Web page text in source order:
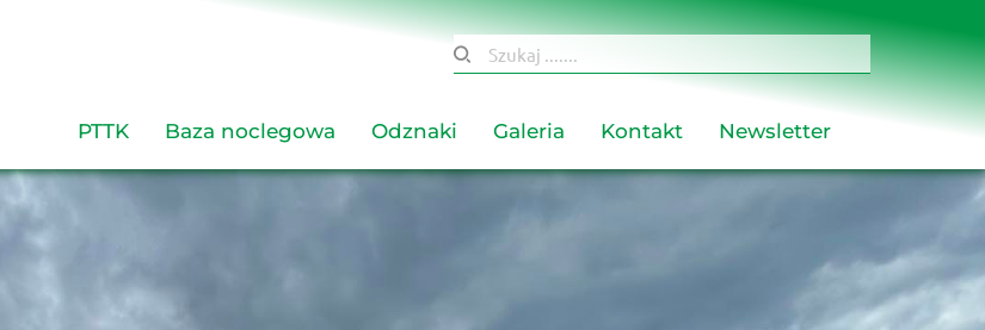
Szukaj .......
PTTK Baza noclegowa Odznaki Galeria Kontakt Newsletter